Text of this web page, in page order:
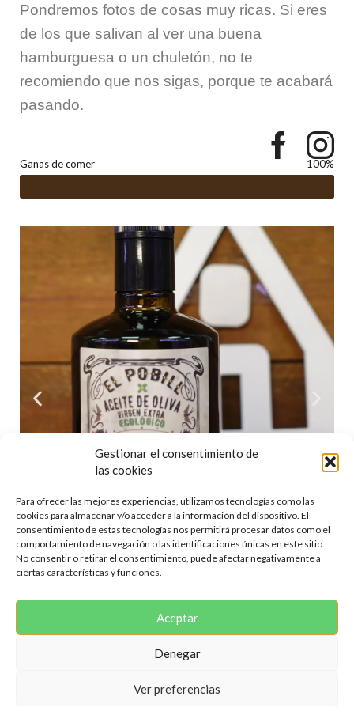
Gestionar el consentimiento de
las cookies
Para ofrecer las mejores experiencias, utilizamos tecnologías como las
cookies para almacenar y/o acceder a la información del dispositivo. El
consentimiento de estas tecnologías nos permitirá procesar datos como el
comportamiento de navegación o las identificaciones únicas en este sitio.
No consentir o retirar el consentimiento, puede afectar negativamente a
ciertas características y funciones.
Aceptar
Denegar
Ver preferencias
Pondremos fotos de cosas muy ricas. Si eres
de los que salivan al ver una buena
hamburguesa o un chuletón, no te
recomiendo que nos sigas, porque te acabará
pasando.
Ganas de comer 100%
Copyright © 2025 El Rebost d’Alboraia. Todos los Derechos
Reservados | Web programada por